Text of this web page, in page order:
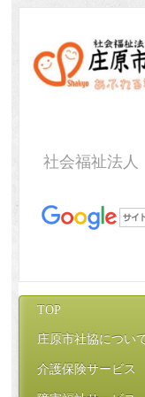
社会福祉法
TOP
庄原市社協につい
介護保険サービス